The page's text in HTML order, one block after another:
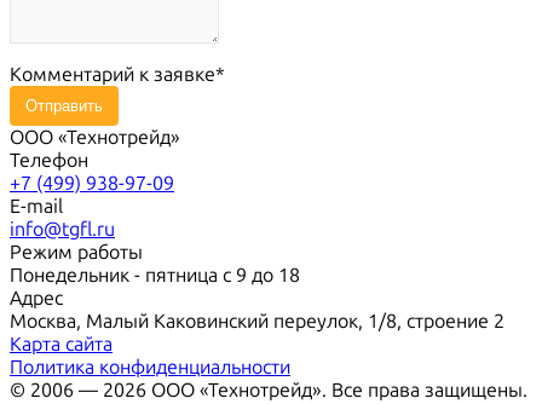
Комментарий к заявке
Отправить
ООО «Технотрейд»
Телефон
+7 (499) 938-97-09
E-mail
info@tgfl.ru
Режим работы
Понедельник - пятница с 9 до 18
Адрес
Москва, Малый Каковинский переулок, 1/8, строение 2
Карта сайта
Политика конфиденциальности
© 2006 — 2026 ООО «Технотрейд». Все права защищены.